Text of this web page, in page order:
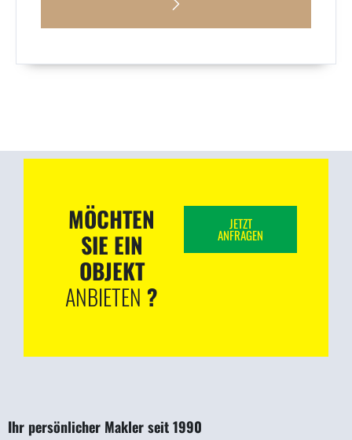
MÖCHTEN
SIE EIN
OBJEKT
ANBIETEN ?
JETZT
ANFRAGEN
Ihr persönlicher Makler seit 1990